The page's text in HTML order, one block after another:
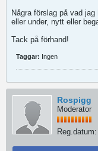
Några förslag på vad
eller under, nytt eller
Tack på förhand!
Taggar: Ingen
Rospigg
Moderator
Reg.datum: